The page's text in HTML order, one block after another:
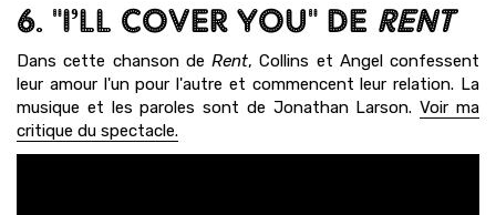
6. "I’LL COVER YOU" DE RENT
Dans cette chanson de Rent, Collins et Angel confessent
leur amour l'un pour l'autre et commencent leur relation. La
musique et les paroles sont de Jonathan Larson.Voir ma
critique du spectacle.